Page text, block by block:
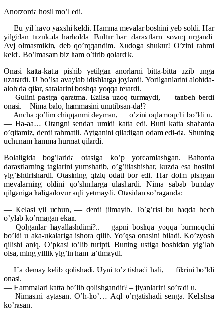
Anorzorda hosil mo’l edi.
— Bu yil havo yaxshi keldi. Hamma mevalar boshini yeb soldi. Har
yilgidan tuzuk-da harholda. Bultur bari daraxtlarni sovuq urgandi.
Avj olmasmikin, deb qo’rqqandim. Xudoga shukur! O’zini rahmi
keldi. Bo’lmasam biz ham o’tirib qolardik.
Onasi katta-katta pishib yetilgan anorlarni bitta-bitta uzib unga
uzatardi. U bo’lsa avaylab idishlarga joylardi. Yorilganlarini alohida-
alohida qilar, saralarini boshqa yoqqa terardi.
— Gulini pastga qaratma. Ezilsa uzoq turmaydi, — tanbeh berdi
onasi. – Nima balo, hammasini unutibsan-da!?
— Ancha qo’lim chiqqanmi deyman, — o’zini oqlamoqchi bo’ldi u.
— Ha-aa… Otangni sendan umidi katta edi. Buni katta shaharda
o’qitamiz, derdi rahmatli. Aytganini qiladigan odam edi-da. Shuning
uchunam hamma hurmat qilardi.
Bolaligida bog’larida otasiga ko’p yordamlashgan. Bahorda
daraxtlarning taglarini yumshatib, o’g’itlashishar, kuzda esa hosilni
yig’ishtirishardi. Otasining qiziq odati bor edi. Har doim pishgan
mevalarning oldini qo’shnilarga ulashardi. Nima sabab bunday
qilganiga haligadovur aqli yetmaydi. Otasidan so’raganda:
— Kelasi yil uchun, — derdi jilmayib. To’g’risi bu haqda hech
o’ylab ko’rmagan ekan.
— Qolganlar hayallashdimi?.. – gapni boshqa yoqqa burmoqchi
bo’ldi u aka-ukalariga ishora qilib. Yo’qsa onasini biladi. Ko’zyosh
qilishi aniq. O’pkasi to’lib turipti. Buning ustiga boshidan yig’lab
olsa, ming yillik yig’in ham ta’timaydi.
— Ha demay kelib qolishadi. Uyni to’zitishadi hali, — fikrini bo’ldi
onasi.
— Hammalari katta bo’lib qolishgandir? – jiyanlarini so’radi u.
— Nimasini aytasan. O’h-ho’… Aql o’rgatishadi senga. Kelishsa
ko’rasan.